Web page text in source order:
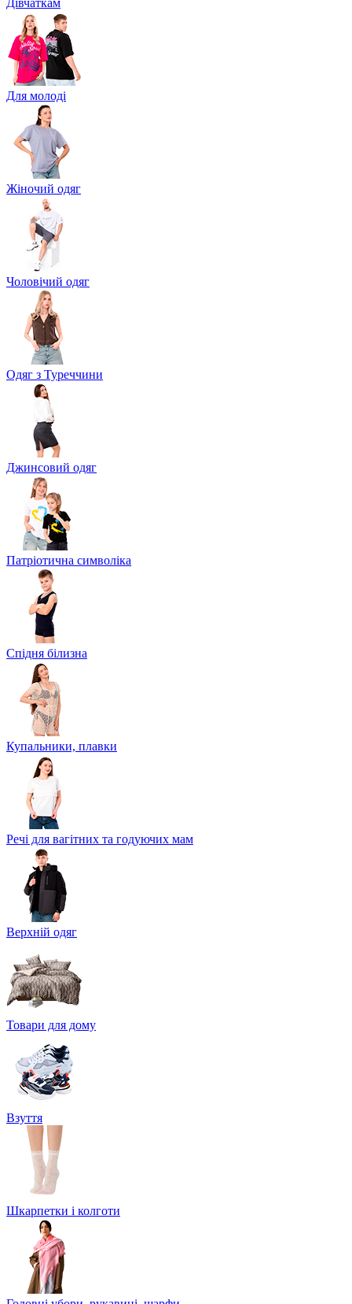
Дівчаткам
Для молоді
Жіночий одяг
Чоловічий одяг
Одяг з Туреччини
Джинсовий одяг
Патріотична символіка
Спідня білизна
Купальники, плавки
Речі для вагітних та годуючих мам
Верхній одяг
Товари для дому
Взуття
Шкарпетки і колготи